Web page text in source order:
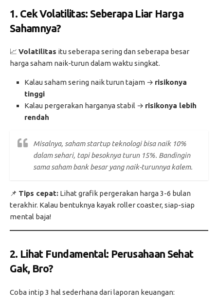
1. Cek Volatilitas: Seberapa Liar Harga
Sahamnya?
📈 Volatilitas itu seberapa sering dan seberapa besar
harga saham naik-turun dalam waktu singkat.
Kalau saham sering naik turun tajam → risikonya
tinggi
Kalau pergerakan harganya stabil → risikonya lebih
rendah
Misalnya, saham startup teknologi bisa naik 10%
dalam sehari, tapi besoknya turun 15%. Bandingin
sama saham bank besar yang naik-turunnya kalem.
📌 Tips cepat: Lihat grafik pergerakan harga 3-6 bulan
terakhir. Kalau bentuknya kayak roller coaster, siap-siap
mental baja!
2. Lihat Fundamental: Perusahaan Sehat
Gak, Bro?
Coba intip 3 hal sederhana dari laporan keuangan: